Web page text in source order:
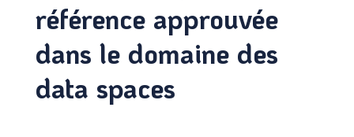
référence approuvée
dans le domaine des
data spaces